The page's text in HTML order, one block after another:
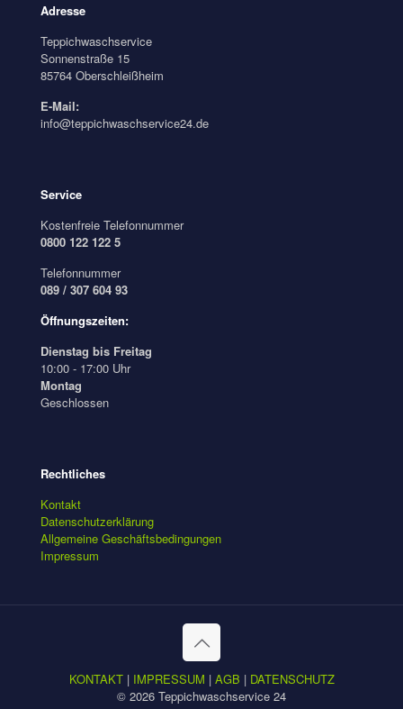
Adresse
Teppichwaschservice
Sonnenstraße 15
85764 Oberschleißheim
E-Mail:
info@teppichwaschservice24.de
Service
Kostenfreie Telefonnummer
0800 122 122 5
Telefonnummer
089 / 307 604 93
Öffnungszeiten:
Dienstag bis Freitag
10:00 - 17:00 Uhr
Montag
Geschlossen
Rechtliches
Kontakt
Datenschutzerklärung
Allgemeine Geschäftsbedingungen
Impressum
KONTAKT| IMPRESSUM | AGB | DATENSCHUTZ
© 2026 Teppichwaschservice 24